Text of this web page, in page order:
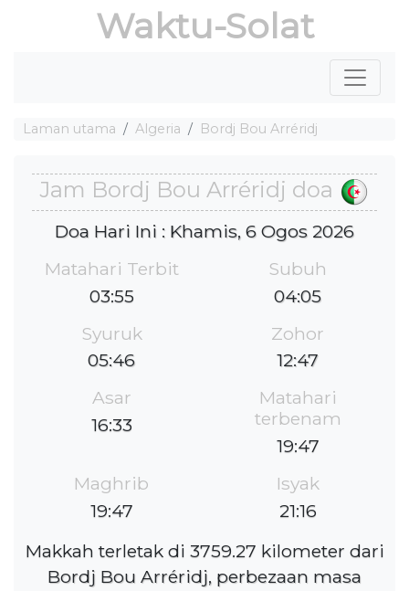
Waktu-Solat
Laman utama Algeria Bordj Bou Arréridj
Jam Bordj Bou Arréridj doa
Doa Hari Ini : Khamis, 6 Ogos 2026
Matahari Terbit
03:55
Subuh
04:05
Syuruk
05:46
Zohor
12:47
Asar
16:33
Matahari
terbenam
19:47
Maghrib
19:47
Isyak
21:16
Makkah terletak di 3759.27 kilometer dari
Bordj Bou Arréridj, perbezaan masa